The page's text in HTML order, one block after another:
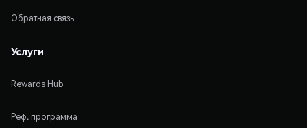
Обратная связь
Услуги
Rewards Hub
Реф. программа